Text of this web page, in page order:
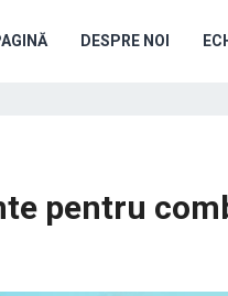
DESPRE NOI
pentru